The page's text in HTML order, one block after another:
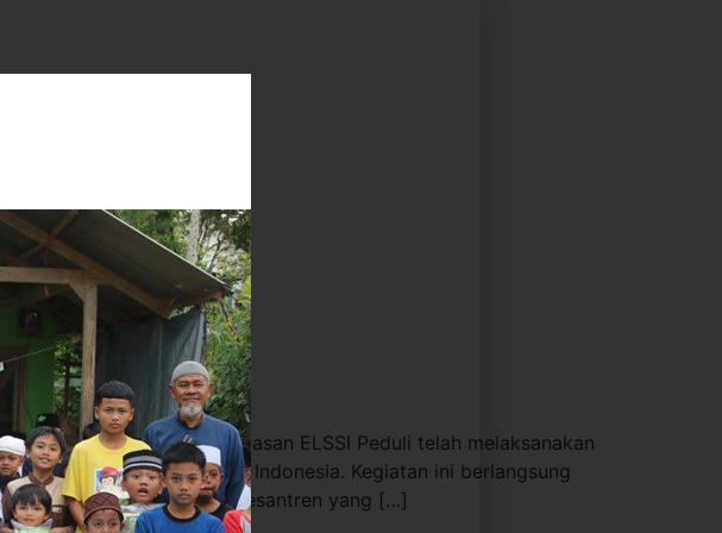
& Kediri
tengah masyarakat, Yayasan ELSSI Peduli telah melaksanakan
di beberapa wilayah di Indonesia. Kegiatan ini berlangsung
taklim, serta pondok pesantren yang […]